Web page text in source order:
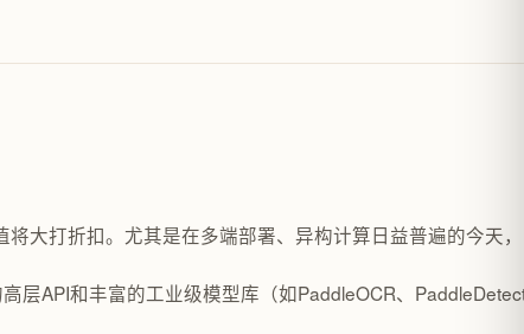
大打折扣。尤其是在多端部署、异构计算日益普遍的今天，
API和丰富的工业级模型库（如PaddleOCR、